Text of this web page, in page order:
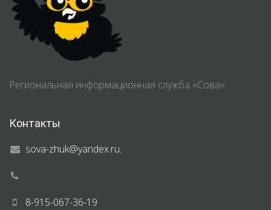
Региональная информационная служба «Сова»
Контакты
sova-zhuk@yandex.ru,
8-915-067-36-19